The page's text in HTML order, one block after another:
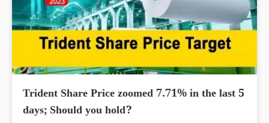
Trident Share Price zoomed 7.71% in the last 5
days; Should you hold?